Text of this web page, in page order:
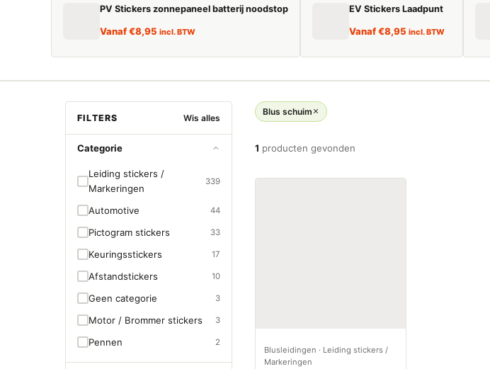
PV Stickers zonnepaneel batterij noodstop
Vanaf€8,95 incl. BTW
EV Stickers Laadpunt
Vanaf€8,95 incl. BTW
FILTERS Wis alles
Categorie
Leiding stickers /
Markeringen
339
Automotive 44
Pictogram stickers 33
Keuringsstickers 17
Afstandstickers 10
Geen categorie 3
Motor / Brommer stickers 3
Pennen 2
Blus schuim
1 producten gevonden
Blusleidingen · Leiding stickers /
Markeringen